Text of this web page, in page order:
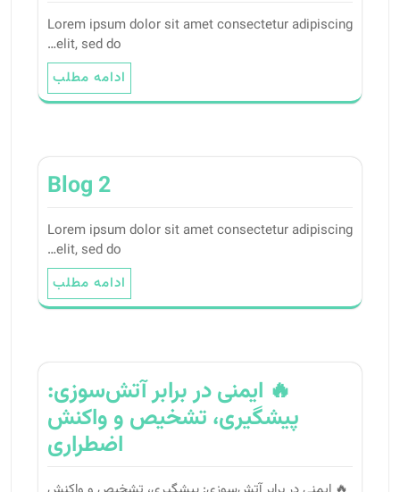
Lorem ipsum dolor sit amet consectetur adipiscing
elit, sed do…
ادامه مطلب
Blog 2
Lorem ipsum dolor sit amet consectetur adipiscing
elit, sed do…
ادامه مطلب
🔥 ایمنی در برابر آتش‌سوزی:
پیشگیری، تشخیص و واکنش
اضطراری